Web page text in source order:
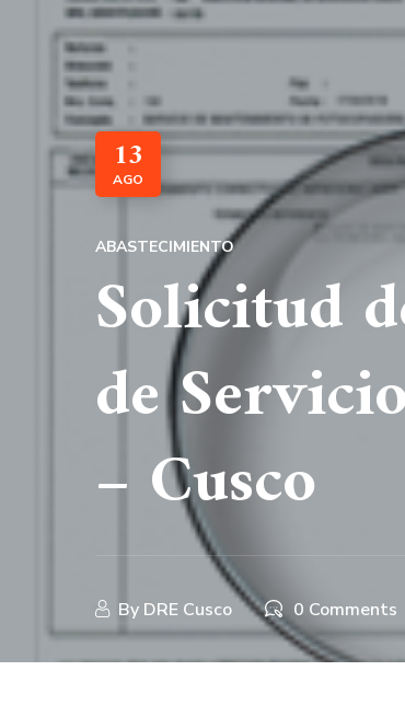
13
AGO
ABASTECIMIENTO
Solicitud
de
– Cusco
By DRE Cusco 0 Comments